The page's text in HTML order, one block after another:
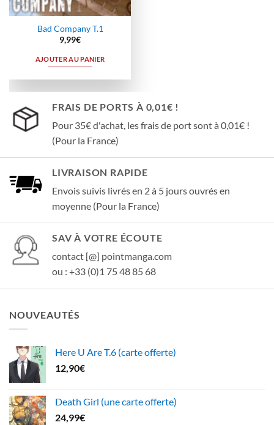
Bad Company T.1
9,99€
AJOUTER AU PANIER
FRAIS DE PORTS À 0,01€ !
Pour 35€ d'achat, les frais de port sont à 0,01€ !
(Pour la France)
LIVRAISON RAPIDE
Envois suivis livrés en 2 à 5 jours ouvrés en
moyenne (Pour la France)
SAV À VOTRE ÉCOUTE
contact [@] pointmanga.com
ou : +33 (0)1 75 48 85 68
NOUVEAUTÉS
Here U Are T.6 (carte offerte)
12,90€
Death Girl (une carte offerte)
24,99€